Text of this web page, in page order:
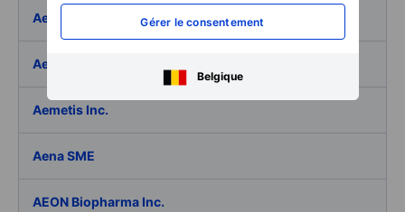
Gérer le consentement
Belgique
Aehr Test Systems
Aeluma Inc.
Aemetis Inc.
Aena SME
AEON Biopharma Inc.